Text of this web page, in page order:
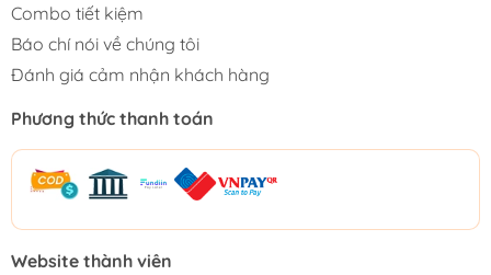
Combo tiết kiệm
Báo chí nói về chúng tôi
Đánh giá cảm nhận khách hàng
Phương thức thanh toán
Website thành viên